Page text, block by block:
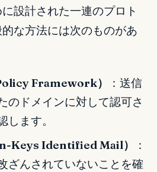
設計された一連のプロト
な方法には次のものがあ
Framework）
：送信
のドメインに対して認可さ
します。
Keys Identified Mail）
：
ざんされていないことを確